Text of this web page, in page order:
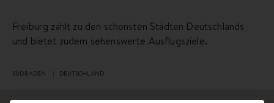
Freiburg zählt zu den schönsten Städten Deutschlands
und bietet zudem sehenswerte Ausflugsziele.
SÜDBADEN DEUTSCHLAND